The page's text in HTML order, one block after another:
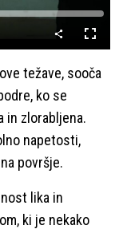
način
težave, sooča
ko se
in zlorabljena.
napetosti,
površje.
lika in
ki je nekako